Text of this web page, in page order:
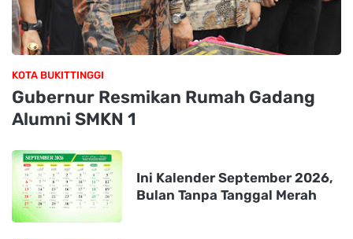
KOTA BUKITTINGGI
Gubernur Resmikan Rumah Gadang
Alumni SMKN 1
Ini Kalender September 2026,
Bulan Tanpa Tanggal Merah